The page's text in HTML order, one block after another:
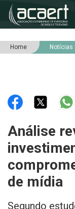
HOME
RNA
NOTÍCIAS
SERVIÇOS
INTEGRIDADE
Home Notícias
Análise
de mídia
Segundo